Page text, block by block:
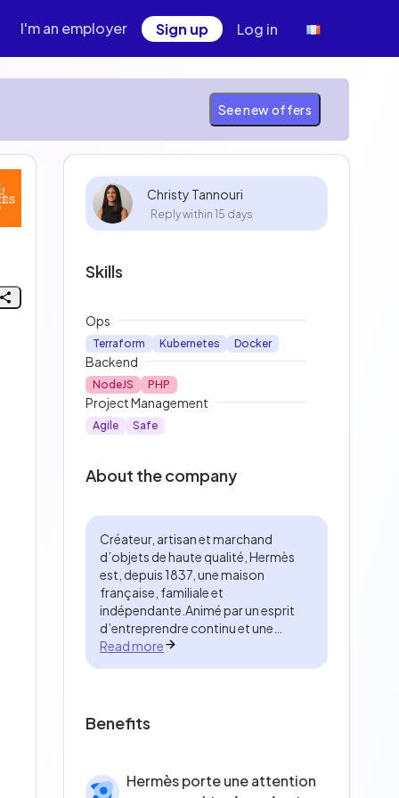
I'm an employer Sign up Log in
See new offers
Christy Tannouri
Reply within 15 days
Skills
Ops
Terraform Kubernetes Docker
Backend
NodeJS PHP
Project Management
Agile Safe
About the company
Créateur, artisan et marchand
d’objets de haute qualité, Hermès
est, depuis 1837, une maison
française, familiale et
indépendante.Animé par un esprit
d’entreprendre continu et une
exigence constante, Hermès cultive
la transmission de savoir-faire
d’exception par un ancrage
nature. Seize métiers artisanaux
Read more
Benefits
Hermès porte une attention